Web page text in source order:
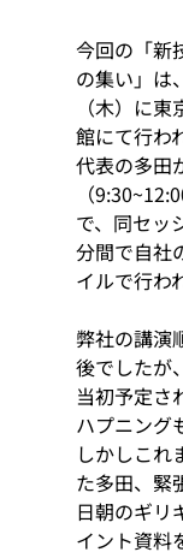
今回の「新
の集い」は
（木）に
館にて行わ
代表の多田
（
で、同セッ
分間で自社
イルで行わ
弊社の講演
後でしたが
当初予定さ
ハプニング
しかしこれ
た多田、緊
日朝のギリ
イント資料